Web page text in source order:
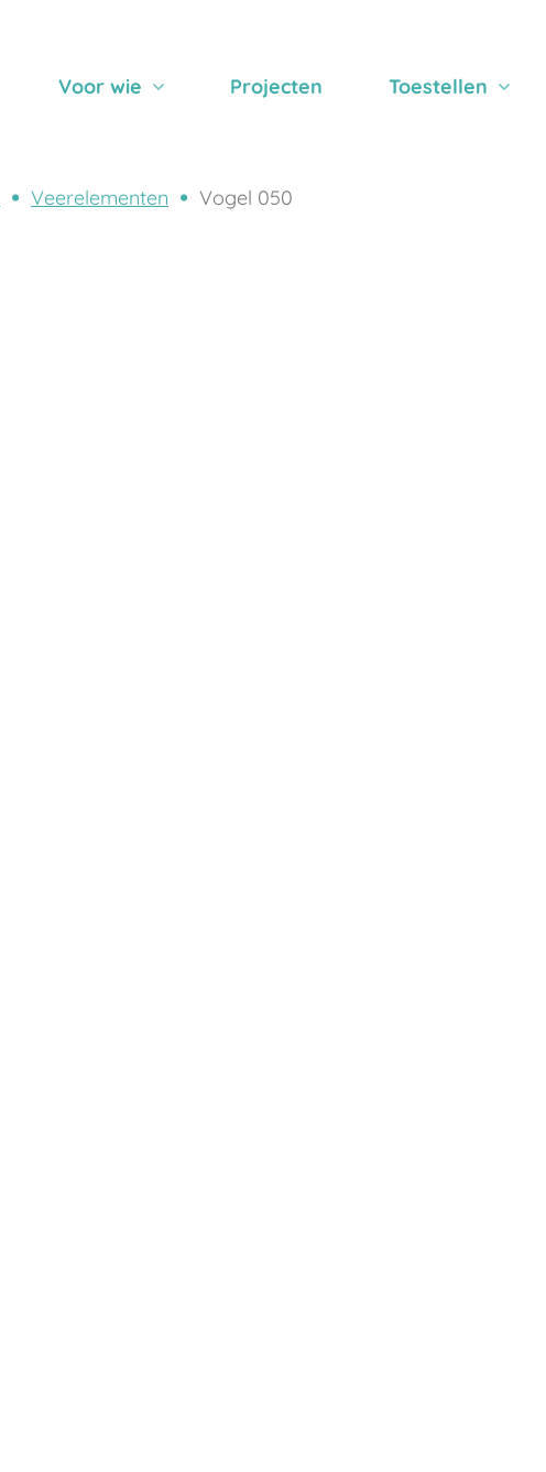
Voor wie Projecten Toestellen
Veerelementen Vogel 050